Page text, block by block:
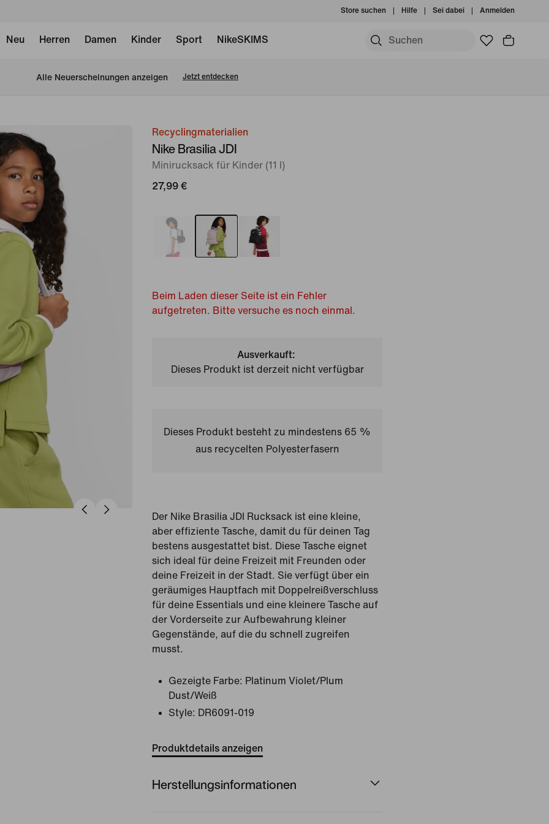
Store suchen Hilfe Sei dabei Anmelden
Neu Herren Damen Kinder Sport NikeSKIMS
Alle Neuerscheinungen anzeigen Jetzt entdecken
Bild 1Recyclingmaterialien
Nike Brasilia JDI
Minirucksack für Kinder (11 l)
27,99 €
Beim Laden dieser Seite ist ein Fehler
aufgetreten. Bitte versuche es noch einmal.
Ausverkauft:
Dieses Produkt ist derzeit nicht verfügbar
Dieses Produkt besteht zu mindestens 65 %
aus recycelten Polyesterfasern
Der Nike Brasilia JDI Rucksack ist eine kleine,
aber effiziente Tasche, damit du für deinen Tag
bestens ausgestattet bist. Diese Tasche eignet
sich ideal für deine Freizeit mit Freunden oder
deine Freizeit in der Stadt. Sie verfügt über ein
geräumiges Hauptfach mit Doppelreißverschluss
für deine Essentials und eine kleinere Tasche auf
der Vorderseite zur Aufbewahrung kleiner
Gegenstände, auf die du schnell zugreifen
musst.
Gezeigte Farbe: Platinum Violet/Plum
Dust/Weiß
Style: DR6091-019
Produktdetails anzeigen
Herstellungsinformationen